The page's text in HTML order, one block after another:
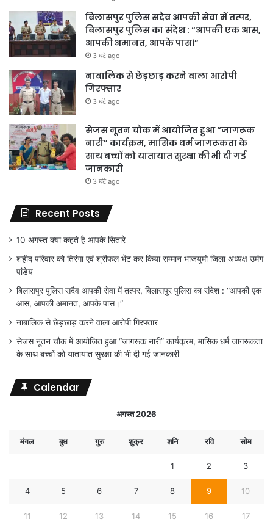
बिलासपुर पुलिस सदैव आपकी सेवा में तत्पर,
बिलासपुर पुलिस का संदेश : “आपकी एक आस,
आपकी अमानत, आपके पास।”
3 घंटे ago
नाबालिक से छेड़छाड़ करने वाला आरोपी
गिरफ्तार
3 घंटे ago
सेजस नूतन चौक में आयोजित हुआ “जागरूक
नारी” कार्यक्रम, मासिक धर्म जागरूकता के
साथ बच्चों को यातायात सुरक्षा की भी दी गई
जानकारी
3 घंटे ago
Recent Posts
10 अगस्त क्या कहते है आपके सितारे
शहीद परिवार को तिरंगा एवं श्रीफल भेंट कर किया सम्मान भाजयुमो जिला अध्यक्ष उमंग
पांडेय
बिलासपुर पुलिस सदैव आपकी सेवा में तत्पर, बिलासपुर पुलिस का संदेश : “आपकी एक
आस, आपकी अमानत, आपके पास।”
नाबालिक से छेड़छाड़ करने वाला आरोपी गिरफ्तार
सेजस नूतन चौक में आयोजित हुआ “जागरूक नारी” कार्यक्रम, मासिक धर्म जागरूकता
के साथ बच्चों को यातायात सुरक्षा की भी दी गई जानकारी
Calendar
अगस्त 2026
मंगल बुध गुरु शुक्र शनि रवि सोम
1 2 3
4 5 6 7 8 9 10
11 12 13 14 15 16 17